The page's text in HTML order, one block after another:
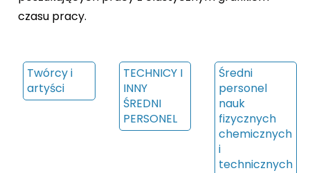
czasu pracy.
Twórcy i
artyści
TECHNICY I
INNY
ŚREDNI
PERSONEL
Średni
personel
nauk
fizycznych
chemicznych
i
technicznych